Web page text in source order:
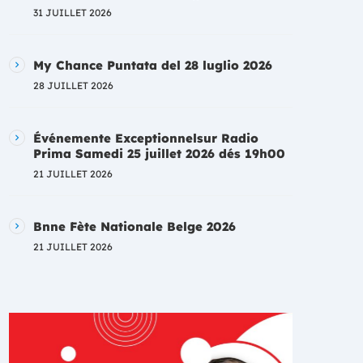
31 JUILLET 2026
My Chance Puntata del 28 luglio 2026
28 JUILLET 2026
Événemente Exceptionnelsur Radio
Prima Samedi 25 juillet 2026 dés 19h00
21 JUILLET 2026
Bnne Fète Nationale Belge 2026
21 JUILLET 2026